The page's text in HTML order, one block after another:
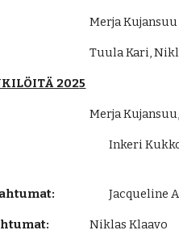
Merja Kujansuu
Tuula Kari,
2025
Merja
Inkeri
Jacqueline
Niklas Klaavo